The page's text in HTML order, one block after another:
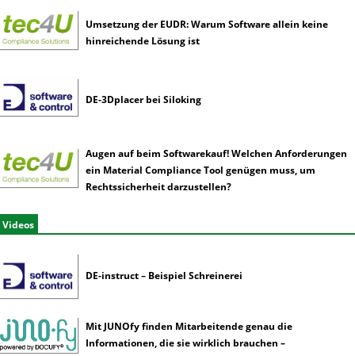
Umsetzung der EUDR: Warum Software allein keine
hinreichende Lösung ist
DE-3Dplacer bei Siloking
Augen auf beim Softwarekauf! Welchen Anforderungen
ein Material Compliance Tool genügen muss, um
Rechtssicherheit darzustellen?
Videos
DE-instruct – Beispiel Schreinerei
Mit JUNOfy finden Mitarbeitende genau die
Informationen, die sie wirklich brauchen –